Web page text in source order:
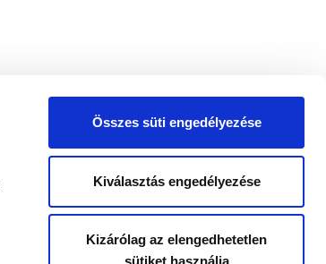
Összes süti engedélyezése
Kiválasztás engedélyezése
Kizárólag az elengedhetetlen
sütiket használja